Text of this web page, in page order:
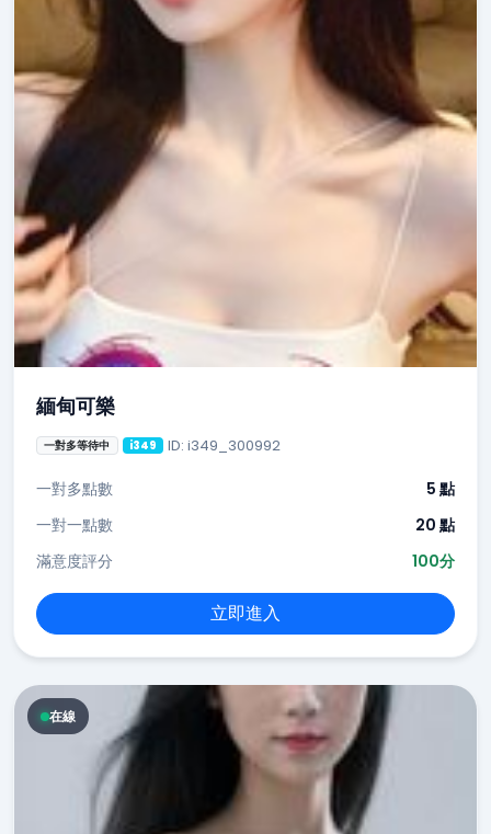
緬甸可樂
一對多等待中 i349 ID: i349_300992
一對多點數
5 點
一對一點數
20 點
滿意度評分
100分
立即進入
在線